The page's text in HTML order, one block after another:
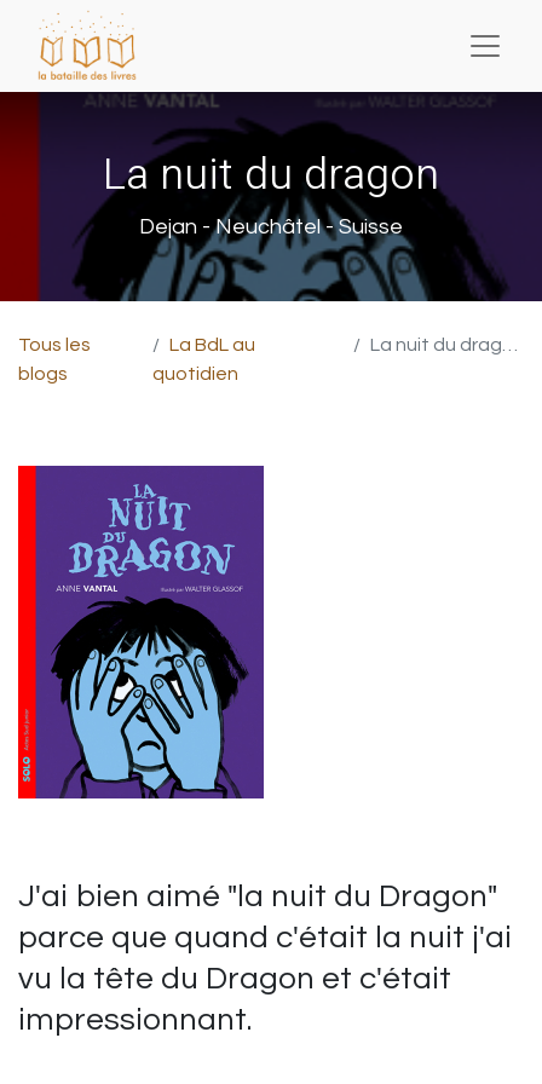
La nuit du dragon
Dejan - Neuchâtel - Suisse
Tous les
blogs
La BdL au
quotidien
La nuit du dragon
J'ai bien aimé "la nuit du Dragon"
parce que quand c'était la nuit j'ai
vu la tête du Dragon et c'était
impressionnant.